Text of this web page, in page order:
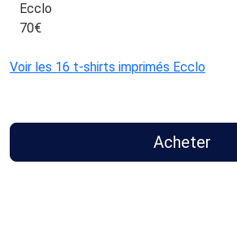
Ecclo
70€
Voir les 16 t-shirts imprimés Ecclo
Acheter